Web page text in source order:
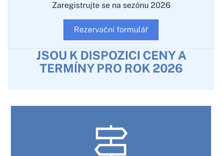
Zaregistrujte se na sezónu 2026
Rezervační formulář
JSOU K DISPOZICI CENY A
TERMÍNY PRO ROK 2026